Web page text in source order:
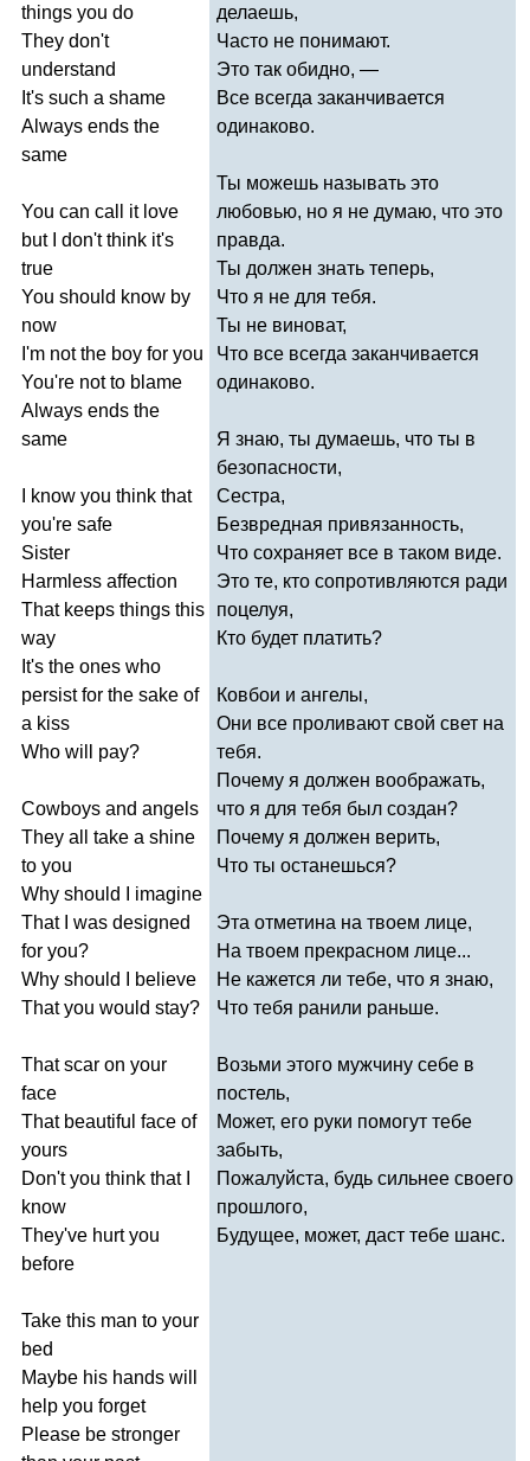
things you do
They don't
understand
It's such a shame
Always ends the
same
You can call it love
but
don't think it's
true
You should know by
now
I'm not the boy for you
You're not to blame
Always ends the
same
know you think that
you're safe
Sister
Harmless affection
That keeps things this
way
It's the ones who
persist for the sake of
a kiss
Who will pay?
Cowboys and angels
They all take a shine
to you
Why should
imagine
That
was designed
for you?
Why should
believe
That you would stay?
That scar on your
face
That beautiful face of
yours
Don't you think that
know
They've hurt you
before
Take this man to your
bed
Maybe his hands will
help you forget
Please be stronger
делаешь,
Часто не понимают.
Это так обидно, —
Все всегда заканчивается
одинаково.
Ты можешь называть это
любовью, но я не думаю, что это
правда.
Ты должен знать теперь,
Что я не для тебя.
Ты не виноват,
Что все всегда заканчивается
одинаково.
Я знаю, ты думаешь, что ты в
безопасности,
Сестра,
Безвредная привязанность,
Что сохраняет все в таком виде.
Это те, кто сопротивляются ради
поцелуя,
Кто будет платить?
Ковбои и ангелы,
Они все проливают свой свет на
тебя.
Почему я должен воображать,
что я для тебя был создан?
Почему я должен верить,
Что ты останешься?
Эта отметина на твоем лице,
На твоем прекрасном лице...
Не кажется ли тебе, что я знаю,
Что тебя ранили раньше.
Возьми этого мужчину себе в
постель,
Может, его руки помогут тебе
забыть,
Пожалуйста, будь сильнее своего
прошлого,
Будущее, может, даст тебе шанс.